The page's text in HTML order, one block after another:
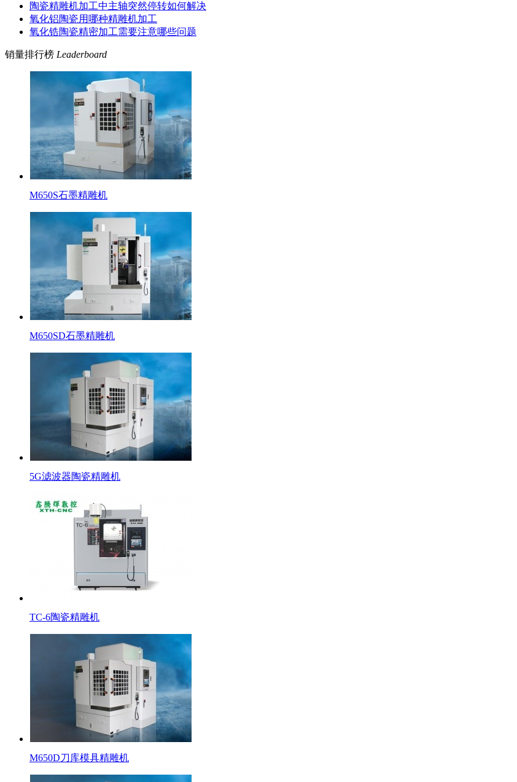
陶瓷精雕机加工中主轴突然停转如何解决
氧化铝陶瓷用哪种精雕机加工
氧化锆陶瓷精密加工需要注意哪些问题
销量排行榜 Leaderboard
M650S石墨精雕机
M650SD石墨精雕机
5G滤波器陶瓷精雕机
TC-6陶瓷精雕机
M650D刀库模具精雕机